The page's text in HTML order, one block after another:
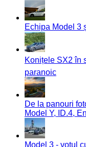
Echipa Model 3
Konițele SX2 în
paranoic
De la panouri
Model Y, ID.4,
Model 3 - votul